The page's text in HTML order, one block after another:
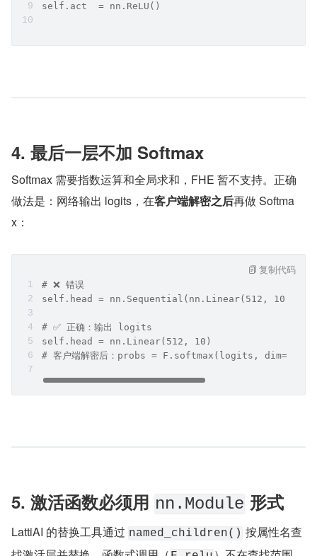
self.act  = nn.ReLU()
4. 最后一层不加 Softmax
Softmax 需要指数运算和全局求和，FHE 暂不支持。正确
做法是：网络输出 logits，在客户端解密之后再做 Softma
x：
# ❌ 错误
self.head = nn.Sequential(nn.Linear(512, 10),
# ✅ 正确：输出 logits
self.head = nn.Linear(512, 10)
# 客户端解密后：probs = F.softmax(logits, dim=1)
复制代码
5. 激活函数必须用 nn.Module 形式
LattiAI 的替换工具通过 named_children() 按属性名查